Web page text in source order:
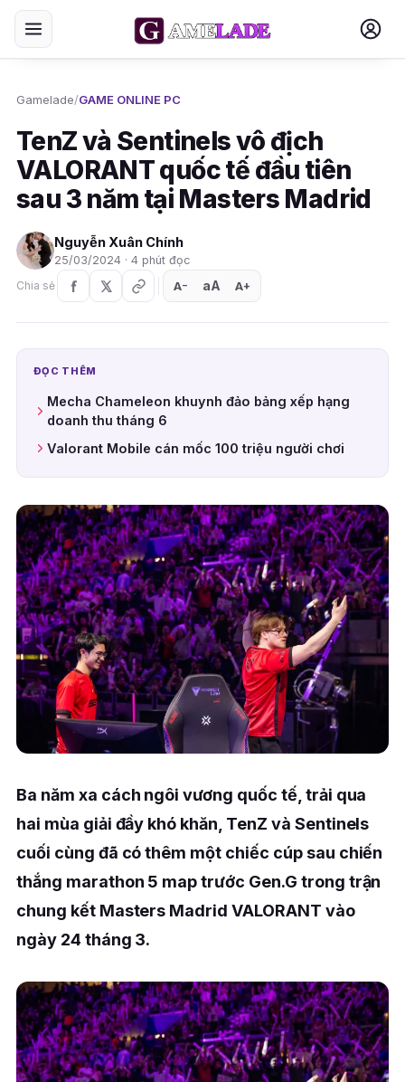
Gamelade/GAME ONLINE PC
TenZ và Sentinels vô địch
VALORANT quốc tế đầu tiên
sau 3 năm tại Masters Madrid
Nguyễn Xuân Chính
25/03/2024 · 4 phút đọc
Chia sẻ
A− aA A+
ĐỌC THÊM
Mecha Chameleon khuynh đảo bảng xếp hạng
doanh thu tháng 6
Valorant Mobile cán mốc 100 triệu người chơi
Ba năm xa cách ngôi vương quốc tế, trải qua
hai mùa giải đầy khó khăn, TenZ và Sentinels
cuối cùng đã có thêm một chiếc cúp sau chiến
thắng marathon 5 map trước Gen.G trong trận
chung kết Masters Madrid VALORANT vào
ngày 24 tháng 3.